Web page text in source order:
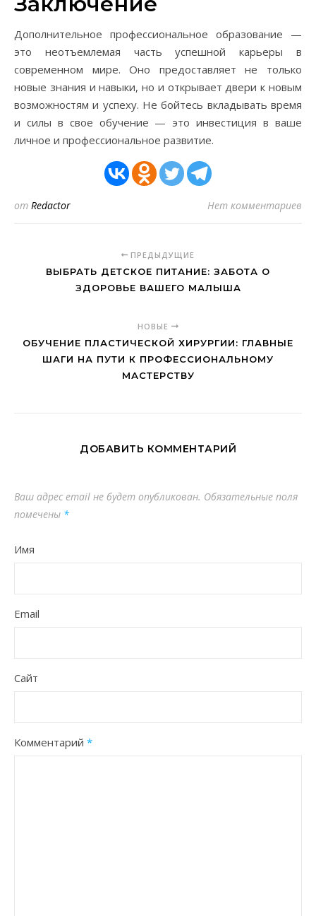
Дополнительное профессиональное образование —
это неотъемлемая часть успешной карьеры в
современном мире. Оно предоставляет не только
новые знания и навыки, но и открывает двери к новым
возможностям и успеху. Не бойтесь вкладывать время
и силы в свое обучение — это инвестиция в ваше
личное и профессиональное развитие.
от Redactor Нет комментариев
ПРЕДЫДУЩИЕ
ВЫБРАТЬ ДЕТСКОЕ ПИТАНИЕ: ЗАБОТА О
ЗДОРОВЬЕ ВАШЕГО МАЛЫША
НОВЫЕ
ОБУЧЕНИЕ ПЛАСТИЧЕСКОЙ ХИРУРГИИ: ГЛАВНЫЕ
ШАГИ НА ПУТИ К ПРОФЕССИОНАЛЬНОМУ
МАСТЕРСТВУ
ДОБАВИТЬ КОММЕНТАРИЙ
Ваш адрес email не будет опубликован. Обязательные поля
помечены *
Имя
Email
Сайт
Комментарий *